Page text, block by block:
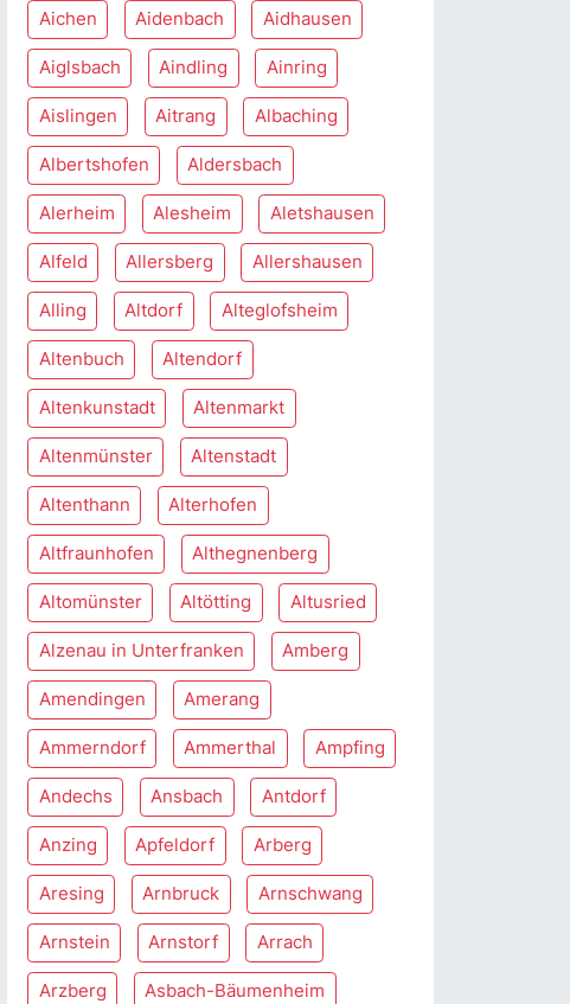
Aichen Aidenbach Aidhausen
Aiglsbach Aindling Ainring
Aislingen Aitrang Albaching
Albertshofen Aldersbach
Alerheim Alesheim Aletshausen
Alfeld Allersberg Allershausen
Alling Altdorf Alteglofsheim
Altenbuch Altendorf
Altenkunstadt Altenmarkt
Altenmünster Altenstadt
Altenthann Alterhofen
Altfraunhofen Althegnenberg
Altomünster Altötting Altusried
Alzenau in Unterfranken Amberg
Amendingen Amerang
Ammerndorf Ammerthal Ampfing
Andechs Ansbach Antdorf
Anzing Apfeldorf Arberg
Aresing Arnbruck Arnschwang
Arnstein Arnstorf Arrach
Arzberg Asbach-Bäumenheim